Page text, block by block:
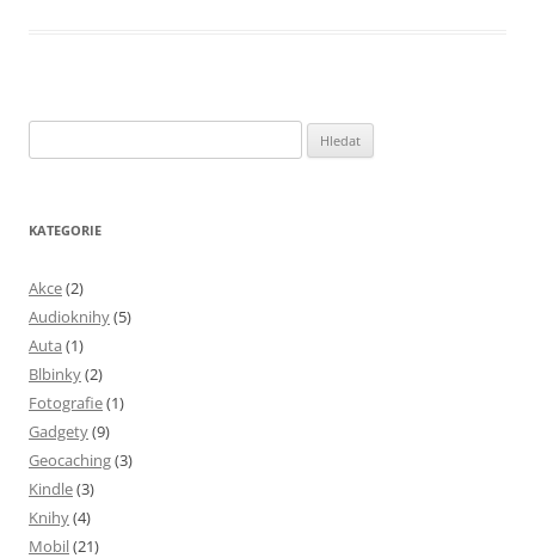
KATEGORIE
Akce(2)
Audioknihy(5)
Auta (1)
Blbinky(2)
Fotografie(1)
Gadgety(9)
Geocaching(3)
Kindle(3)
Knihy(4)
Mobil(21)